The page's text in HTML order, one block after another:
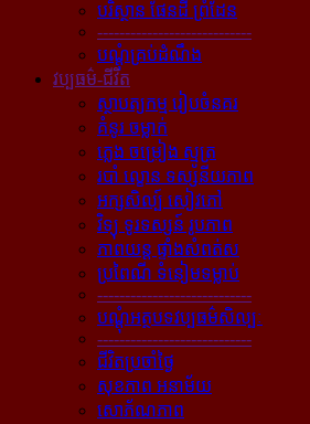
បរិស្ថាន ផែនដី ព្រំដែន
----------------------------
បណ្ដុំគ្រប់ដំណឹង
វប្បធម៌-ជីវិត
ស្ថាបត្យកម្ម រៀបចំនគរ
គំនូរ ចម្លាក់
ភ្លេង ចម្រៀង ស្មូត្រ
របាំ ល្ខោន ទស្សនីយភាព
អក្សសិល្ប៍ សៀវភៅ
វិទ្យុ ទូរទស្សន៍ រូបភាព
ភាពយន្ដ ផ្ទាំងសំពត់ស
ប្រពៃណី ទំនៀមទម្លាប់
----------------------------
បណ្ដុំអត្ថបទវប្បធម៌សិល្បៈ
----------------------------
ជីវិតប្រចាំថ្ងៃ
សុខភាព អនាម័យ
សោភ័ណភាព